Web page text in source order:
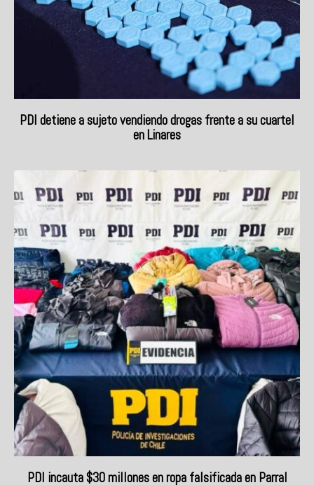
PDI detiene a sujeto vendiendo drogas frente a su cuartel
en Linares
PDI incauta $30 millones en ropa falsificada en Parral